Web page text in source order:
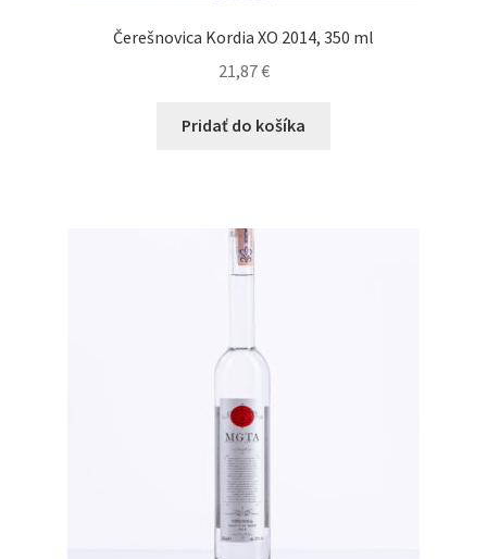
Čerešnovica Kordia XO 2014, 350 ml
21,87€
Pridať do košíka